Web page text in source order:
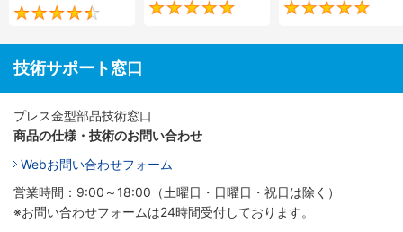
4.4 5
技術サポート窓口
プレス金型部品技術窓口
商品の仕様・技術のお問い合わせ
Webお問い合わせフォーム
営業時間：9:00～18:00（土曜日・日曜日・祝日は除く）
※お問い合わせフォームは24時間受付しております。